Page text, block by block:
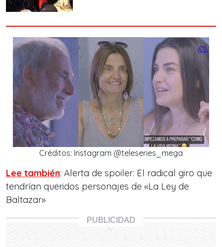
Créditos: Instagram @teleseries_mega
Lee también: Alerta de spoiler: El radical giro que
tendrían queridos personajes de «La Ley de
Baltazar»